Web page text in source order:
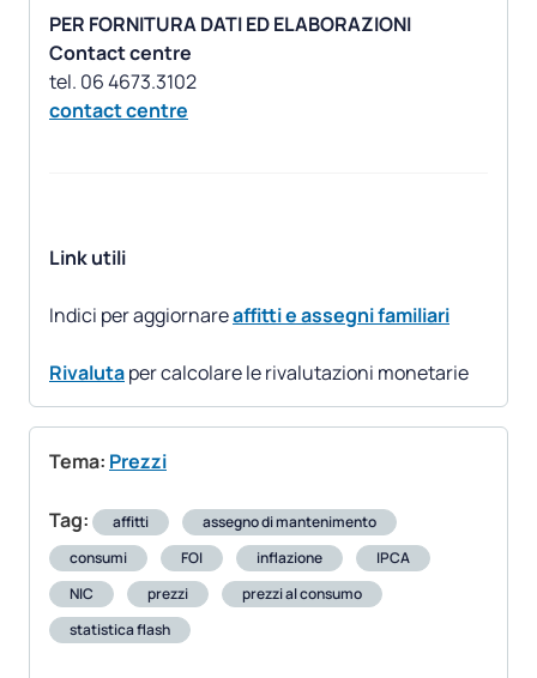
PER FORNITURA DATI ED ELABORAZIONI
Contact centre
contact centre
Link utili
Indici per aggiornareaffitti e assegni familiari
Rivalutaper calcolare le rivalutazioni monetarie
Tema: Prezzi
Tag: affitti
assegno di mantenimento
consumi
FOI inflazione
IPCA
NIC
prezzi
prezzi al consumo
statistica flash